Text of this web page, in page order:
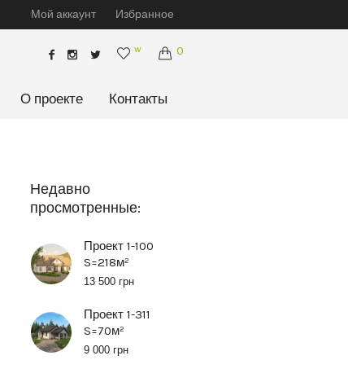
Мой аккаунт Избранное
0
w
О проекте Контакты
Недавно
просмотренные:
Проект 1-100
S=218м²
13 500 грн
Проект 1-311
S=70м²
9 000 грн